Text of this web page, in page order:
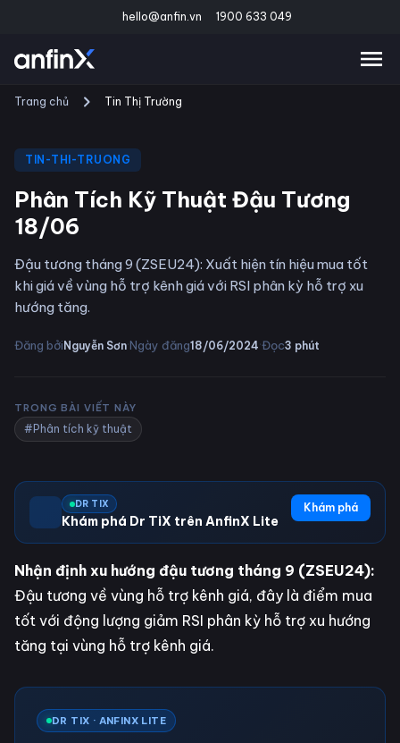
hello@anfin.vn 1900 633 049
Trang chủ Tin Thị Trường
TIN-THI-TRUONG
Phân Tích Kỹ Thuật Đậu Tương
18/06
Đậu tương tháng 9 (ZSEU24): Xuất hiện tín hiệu mua tốt
khi giá về vùng hỗ trợ kênh giá với RSI phân kỳ hỗ trợ xu
hướng tăng.
Đăng bởiNguyễn Sơn·Ngày đăng18/06/2024·Đọc3 phút
TRONG BÀI VIẾT NÀY
#Phân tích kỹ thuật
DR TIX
Khám phá Dr TiX trên AnfinX Lite
Khám phá
Nhận định xu hướng đậu tương tháng 9 (ZSEU24):
Đậu tương về vùng hỗ trợ kênh giá, đây là điểm mua
tốt với động lượng giảm RSI phân kỳ hỗ trợ xu hướng
tăng tại vùng hỗ trợ kênh giá.
DR TIX · ANFINX LITE